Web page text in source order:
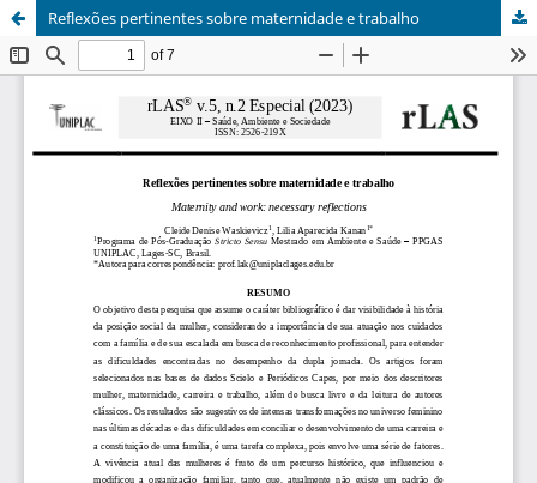
Reflexões pertinentes sobre maternidade e trabalho